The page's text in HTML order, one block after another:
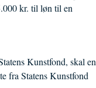
kr. til løn til en
Kunstfond, skal en
fra Statens Kunstfond